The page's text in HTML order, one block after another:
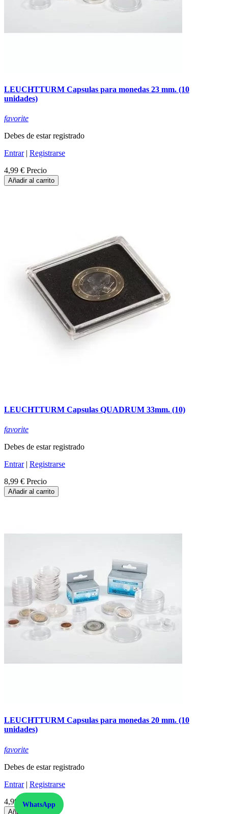
LEUCHTTURM Capsulas para monedas 23 mm. (10
unidades)
favorite
Debes de estar registrado
Entrar| Registrarse
4,99 € Precio
Añadir al carrito
LEUCHTTURM Capsulas QUADRUM 33mm. (10)
favorite
Debes de estar registrado
Entrar| Registrarse
8,99 € Precio
Añadir al carrito
LEUCHTTURM Capsulas para monedas 20 mm. (10
unidades)
favorite
Debes de estar registrado
Entrar| Registrarse
4,99 € Precio
Añadir al carrito
WhatsApp